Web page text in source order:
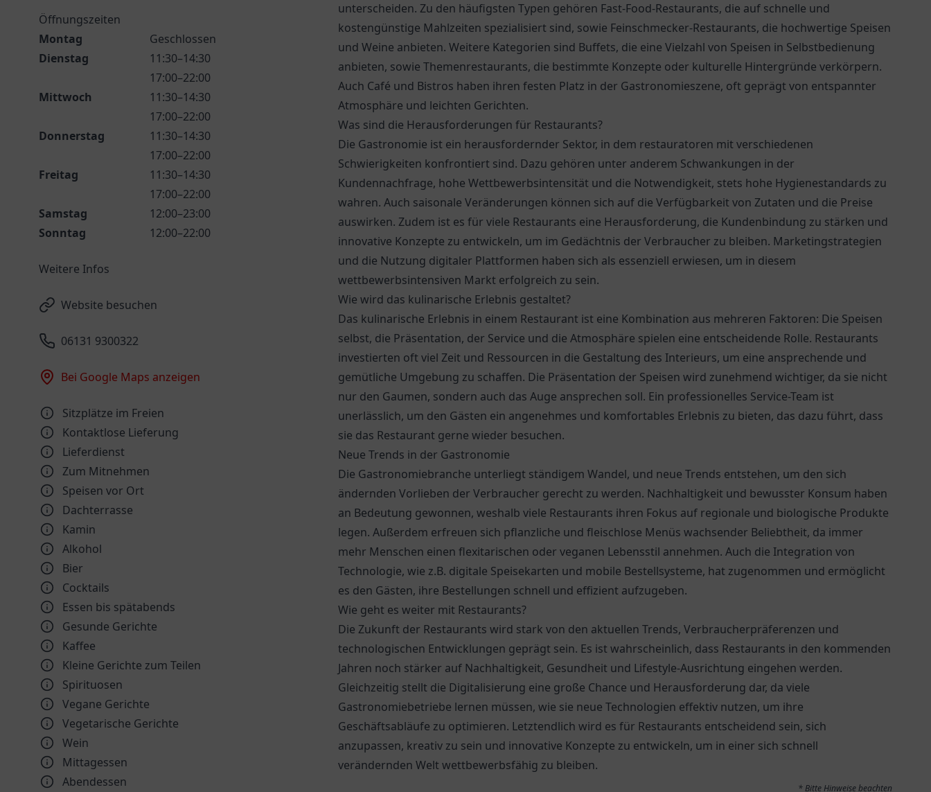
Öffnungszeiten
Montag
Geschlossen
Dienstag
11:30–14:30
17:00–22:00
Mittwoch
11:30–14:30
17:00–22:00
Donnerstag
11:30–14:30
17:00–22:00
Freitag
11:30–14:30
17:00–22:00
Samstag
12:00–23:00
Sonntag
12:00–22:00
Weitere Infos
Website besuchen
06131 9300322
Bei Google Maps anzeigen
Sitzplätze im Freien
Kontaktlose Lieferung
Lieferdienst
Zum Mitnehmen
Speisen vor Ort
Dachterrasse
Kamin
Alkohol
Bier
Cocktails
Essen bis spätabends
Gesunde Gerichte
Kaffee
Kleine Gerichte zum Teilen
Spirituosen
Vegane Gerichte
Vegetarische Gerichte
Wein
Mittagessen
Abendessen
unterscheiden. Zu den häufigsten Typen gehören Fast-Food-Restaurants, die auf schnelle und
kostengünstige Mahlzeiten spezialisiert sind, sowie Feinschmecker-Restaurants, die hochwertige Speisen
und Weine anbieten. Weitere Kategorien sind Buffets, die eine Vielzahl von Speisen in Selbstbedienung
anbieten, sowie Themenrestaurants, die bestimmte Konzepte oder kulturelle Hintergründe verkörpern.
Auch Café und Bistros haben ihren festen Platz in der Gastronomieszene, oft geprägt von entspannter
Atmosphäre und leichten Gerichten.
Was sind die Herausforderungen für Restaurants?
Die Gastronomie ist ein herausfordernder Sektor, in dem restauratoren mit verschiedenen
Schwierigkeiten konfrontiert sind. Dazu gehören unter anderem Schwankungen in der
Kundennachfrage, hohe Wettbewerbsintensität und die Notwendigkeit, stets hohe Hygienestandards zu
wahren. Auch saisonale Veränderungen können sich auf die Verfügbarkeit von Zutaten und die Preise
auswirken. Zudem ist es für viele Restaurants eine Herausforderung, die Kundenbindung zu stärken und
innovative Konzepte zu entwickeln, um im Gedächtnis der Verbraucher zu bleiben. Marketingstrategien
und die Nutzung digitaler Plattformen haben sich als essenziell erwiesen, um in diesem
wettbewerbsintensiven Markt erfolgreich zu sein.
Wie wird das kulinarische Erlebnis gestaltet?
Das kulinarische Erlebnis in einem Restaurant ist eine Kombination aus mehreren Faktoren: Die Speisen
selbst, die Präsentation, der Service und die Atmosphäre spielen eine entscheidende Rolle. Restaurants
investierten oft viel Zeit und Ressourcen in die Gestaltung des Interieurs, um eine ansprechende und
gemütliche Umgebung zu schaffen. Die Präsentation der Speisen wird zunehmend wichtiger, da sie nicht
nur den Gaumen, sondern auch das Auge ansprechen soll. Ein professionelles Service-Team ist
unerlässlich, um den Gästen ein angenehmes und komfortables Erlebnis zu bieten, das dazu führt, dass
sie das Restaurant gerne wieder besuchen.
Neue Trends in der Gastronomie
Die Gastronomiebranche unterliegt ständigem Wandel, und neue Trends entstehen, um den sich
ändernden Vorlieben der Verbraucher gerecht zu werden. Nachhaltigkeit und bewusster Konsum haben
an Bedeutung gewonnen, weshalb viele Restaurants ihren Fokus auf regionale und biologische Produkte
legen. Außerdem erfreuen sich pflanzliche und fleischlose Menüs wachsender Beliebtheit, da immer
mehr Menschen einen flexitarischen oder veganen Lebensstil annehmen. Auch die Integration von
Technologie, wie z.B. digitale Speisekarten und mobile Bestellsysteme, hat zugenommen und ermöglicht
es den Gästen, ihre Bestellungen schnell und effizient aufzugeben.
Wie geht es weiter mit Restaurants?
Die Zukunft der Restaurants wird stark von den aktuellen Trends, Verbraucherpräferenzen und
technologischen Entwicklungen geprägt sein. Es ist wahrscheinlich, dass Restaurants in den kommenden
Jahren noch stärker auf Nachhaltigkeit, Gesundheit und Lifestyle-Ausrichtung eingehen werden.
Gleichzeitig stellt die Digitalisierung eine große Chance und Herausforderung dar, da viele
Gastronomiebetriebe lernen müssen, wie sie neue Technologien effektiv nutzen, um ihre
Geschäftsabläufe zu optimieren. Letztendlich wird es für Restaurants entscheidend sein, sich
anzupassen, kreativ zu sein und innovative Konzepte zu entwickeln, um in einer sich schnell
verändernden Welt wettbewerbsfähig zu bleiben.
* Bitte Hinweise beachten